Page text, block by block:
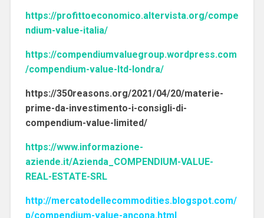
https://profittoeconomico.altervista.org/compe
ndium-value-italia/
https://compendiumvaluegroup.wordpress.com
/compendium-value-ltd-londra/
https://350reasons.org/2021/04/20/materie-
prime-da-investimento-i-consigli-di-
compendium-value-limited/
https://www.informazione-
aziende.it/Azienda_COMPENDIUM-VALUE-
REAL-ESTATE-SRL
http://mercatodellecommodities.blogspot.com/
p/compendium-value-ancona.html